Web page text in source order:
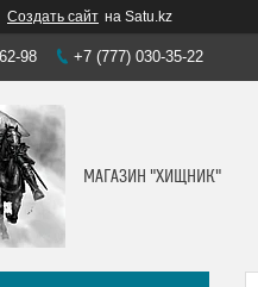
Создать сайт на Satu.kz
98 +7 (777) 030-35-22
МАГАЗИН "ХИЩНИК"